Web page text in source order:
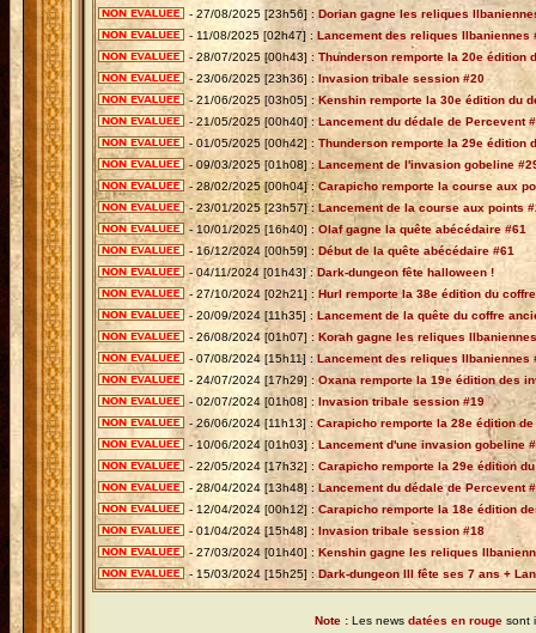
- 27/08/2025 [23h56] : Dorian gagne les reliques
- 11/08/2025 [02h47] : Lancement des reliques Ilbaniennes
- 28/07/2025 [00h43] : Thunderson remporte la 20e édition
- 23/06/2025 [23h36] : Invasion tribale session #20
- 21/06/2025 [03h05] :Kenshin remporte la 30e édition du
- 21/05/2025 [00h40] :Lancement du dédale de Percevent
- 01/05/2025 [00h42] : Thunderson remporte la 29e édition
- 09/03/2025 [01h08] :Lancement de l'invasion gobeline
- 28/02/2025 [00h04] :Carapicho remporte la course aux
- 23/01/2025 [23h57] :Lancement de la course aux points
- 10/01/2025 [16h40] : Olaf gagne la quête abécédaire #61
- 16/12/2024 [00h59] : Début de la quête abécédaire #61
- 04/11/2024 [01h43] :Dark-dungeon fête halloween !
- 27/10/2024 [02h21] :Hurl remporte la 38e édition du
- 20/09/2024 [11h35] : Lancement de la quête du coffre
- 26/08/2024 [01h07] : Korah gagne les reliques
- 07/08/2024 [15h11] :Lancement des reliques Ilbaniennes
- 24/07/2024 [17h29] :Oxana remporte la 19e édition des
- 02/07/2024 [01h08] : Invasion tribale session #19
- 26/06/2024 [11h13] :Carapicho remporte la 28e édition
- 10/06/2024 [01h03] :Lancement d'une invasion gobeline
- 22/05/2024 [17h32] : Carapicho remporte la 29e édition
- 28/04/2024 [13h48] : Lancement du dédale de Percevent
- 12/04/2024 [00h12] : Carapicho remporte la 18e édition
- 01/04/2024 [15h48] : Invasion tribale session #18
- 27/03/2024 [01h40] : Kenshin gagne les reliques
- 15/03/2024 [15h25] :Dark-dungeon III fête ses 7 ans +
Note : Les newsdatées en rouge sont